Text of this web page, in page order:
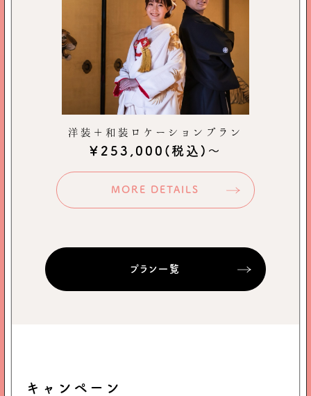
洋装＋和装ロケーションプラン
￥253,000 (税込)～
MORE DETAILS
プラン一覧
キャンペーン